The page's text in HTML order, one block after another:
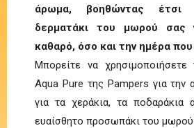
άρωμα, βοηθώντας έτσι
δερματάκι του μωρού σας
καθαρό, όσο και την ημέρα που
Μπορείτε να
Aqua Pure της Pampers για την
για τα χεράκια, τα ποδαράκια
ευαίσθητο προσωπάκι του